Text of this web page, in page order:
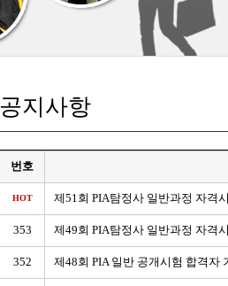
공지사항
번호
HOT 제51회 PIA탐정사 일반과정 자격
353 제49회 PIA탐정사 일반과정 자격
352 제48회 PIA 일반 공개시험 합격자